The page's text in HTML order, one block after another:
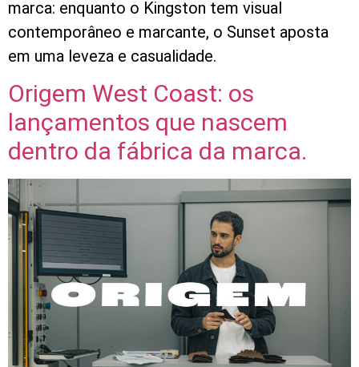
marca: enquanto o Kingston tem visual
contemporâneo e marcante, o Sunset aposta
em uma leveza e casualidade.
Origem West Coast: os
lançamentos que nascem
dentro da fábrica da marca.